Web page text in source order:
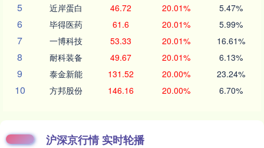
5 近岸蛋白 46.72 20.01% 5.47%
6 毕得医药 61.6 20.01% 5.99%
7 一博科技 53.33 20.01% 16.61%
8 耐科装备 49.67 20.01% 6.13%
9 泰金新能 131.52 20.00% 23.24%
10 方邦股份 146.16 20.00% 6.70%
沪深京行情 实时轮播